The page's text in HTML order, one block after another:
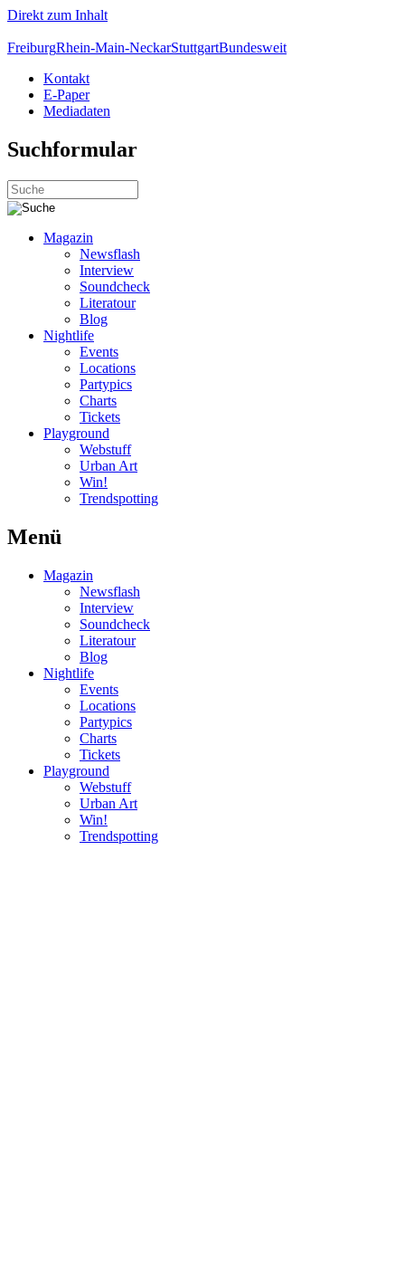
Direkt zum Inhalt
FreiburgRhein-Main-NeckarStuttgartBundesweit
Kontakt
E-Paper
Mediadaten
Suchformular
Magazin
Newsflash
Interview
Soundcheck
Literatour
Blog
Nightlife
Events
Locations
Partypics
Charts
Tickets
Playground
Webstuff
Urban Art
Win!
Trendspotting
Menü
Magazin
Newsflash
Interview
Soundcheck
Literatour
Blog
Nightlife
Events
Locations
Partypics
Charts
Tickets
Playground
Webstuff
Urban Art
Win!
Trendspotting